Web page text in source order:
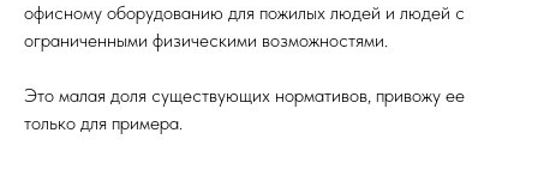
офисному оборудованию для пожилых людей и людей с
ограниченными физическими возможностями.
Это малая доля существующих нормативов, привожу ее
только для примера.